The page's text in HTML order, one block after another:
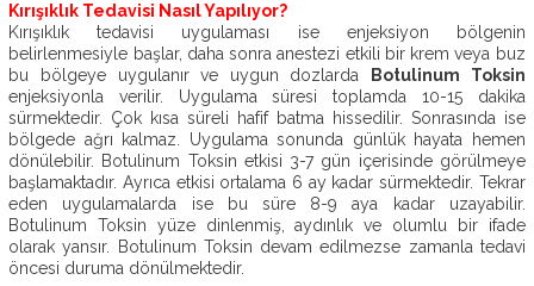
ANASAYFA
OP.
DR.
EBRU
DURMUŞ
AMELIYATSIZ
ESTETIK
ESTETIK
Kırışıklık Tedavisi Nasıl Yapılıyor?
Kırışıklık tedavisi uygulaması ise enjeksiyon bölgenin
belirlenmesiyle başlar, daha sonra anestezi etkili bir krem veya buz
bu bölgeye uygulanır ve uygun dozlarda
Botulinum Toksin
enjeksiyonla verilir. Uygulama süresi toplamda 10-15 dakika
sürmektedir. Çok kısa süreli hafif batma hissedilir. Sonrasında ise
bölgede ağrı kalmaz. Uygulama sonunda günlük hayata hemen
dönülebilir. Botulinum Toksin etkisi 3-7 gün içerisinde görülmeye
başlamaktadır. Ayrıca etkisi ortalama 6 ay kadar sürmektedir. Tekrar
eden uygulamalarda ise bu süre 8-9 aya kadar uzayabilir.
Botulinum Toksin yüze dinlenmiş, aydınlık ve olumlu bir ifade
olarak yansır. Botulinum Toksin devam edilmezse zamanla tedavi
öncesi duruma dönülmektedir.